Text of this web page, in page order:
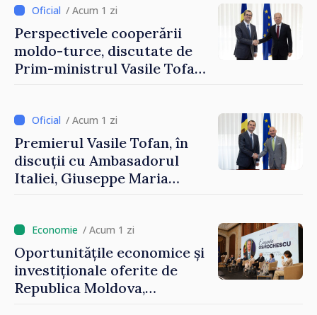
Reuniune la Moghiliov-
Podolsk
/ Acum 1 zi
Perspectivele cooperării
moldo-turce, discutate de
Prim-ministrul Vasile Tofan
/ Acum 1 zi
Premierul Vasile Tofan, în
discuții cu Ambasadorul
Italiei, Giuseppe Maria
/ Acum 1 zi
Oportunitățile economice și
investiționale oferite de
Republica Moldova,